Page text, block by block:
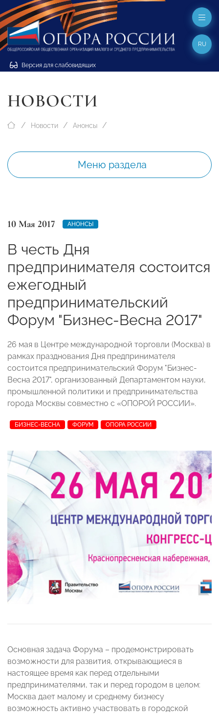
Версия для слабовидящих
RU
НОВОСТИ
Новости Анонсы
Меню раздела
10 Мая 2017 АНОНСЫ
В честь Дня
предпринимателя состоится
ежегодный
предпринимательский
Форум "Бизнес-Весна 2017"
26 мая в Центре международной торговли (Москва) в
рамках празднования Дня предпринимателя
состоится предпринимательский Форум "Бизнес-
Весна 2017", организованный Департаментом науки,
промышленной политики и предпринимательства
города Москвы совместно с «ОПОРОЙ РОССИИ».
БИЗНЕС-ВЕСНА ФОРУМ ОПОРА РОССИИ
Основная задача Форума – продемонстрировать
возможности для развития, открывающиеся в
настоящее время как перед отдельными
предпринимателями, так и перед городом в целом:
Москва дает малому и среднему бизнесу
возможность активно участвовать в городской